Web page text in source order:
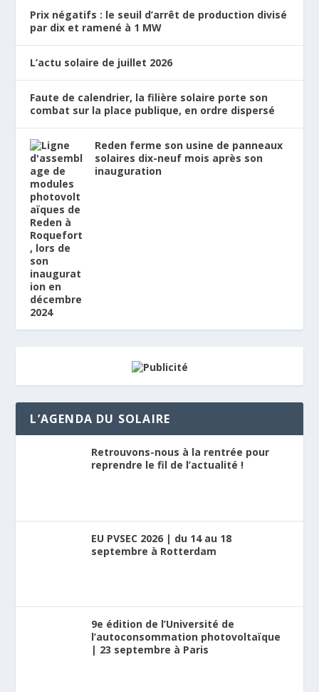
Prix négatifs : le seuil d’arrêt de production divisé
par dix et ramené à 1 MW
L’actu solaire de juillet 2026
Faute de calendrier, la filière solaire porte son
combat sur la place publique, en ordre dispersé
Reden ferme son usine de panneaux
solaires dix-neuf mois après son
inauguration
L’AGENDA DU SOLAIRE
Retrouvons-nous à la rentrée pour
reprendre le fil de l’actualité !
EU PVSEC 2026 | du 14 au 18
septembre à Rotterdam
9e édition de l’Université de
l’autoconsommation photovoltaïque
| 23 septembre à Paris